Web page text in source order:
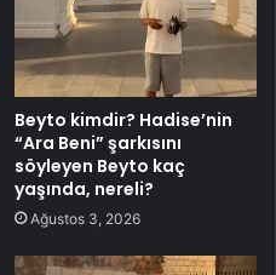
Beyto kimdir? Hadise’nin
“Ara Beni” şarkısını
söyleyen Beyto kaç
yaşında, nereli?
Ağustos 3, 2026